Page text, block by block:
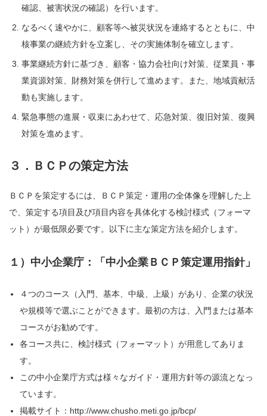
確認、被害状況の確認）を行います。
なるべく速やかに、顧客等へ被災状況を連絡するとともに、中
核事業の継続方針を立案し、その実施体制を確立します。
事業継続方針に基づき、顧客・協力会社向け対策、従業員・事
業資源対策、財務対策を併行して進めます。また、地域貢献活
動も実施します。
緊急事態の進展・収束にあわせて、応急対策、復旧対策、復興
対策を進めます。
３．ＢＣＰの策定方法
ＢＣＰを策定するには、ＢＣＰ策定・運用の全体像を理解した上
で、策定する項目及び項目内容を具体化する検討様式（フォーマ
ット）が最低限必要です。以下に主な策定方法を紹介します。
１）中小企業庁：「中小企業ＢＣＰ策定運用指針」
４つのコース（入門、基本、中級、上級）があり、企業の状況
や規模等で選ぶことができます。最初の方は、入門または基本
コースがお勧めです。
各コース共に、検討様式（フォーマット）が用意してありま
す。
この中小企業庁方式は様々なガイド・運用方針等の源流となっ
ています。
掲載サイト：http://www.chusho.meti.go.jp/bcp/